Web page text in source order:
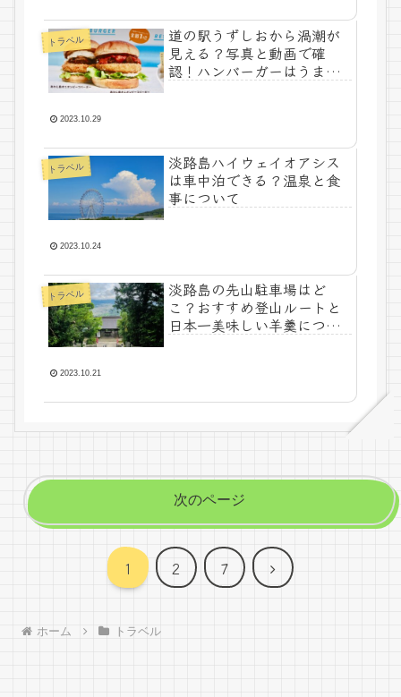
トラベル
道の駅うずしおから渦潮が
見える？写真と動画で確
認！ハンバーガーはうまい
2023.10.29
トラベル
淡路島ハイウェイオアシス
は車中泊できる？温泉と食
事について
2023.10.24
トラベル
淡路島の先山駐車場はど
こ？おすすめ登山ルートと
日本一美味しい羊羹につい
2023.10.21
次のページ
1 2 7
次
ホーム トラベル